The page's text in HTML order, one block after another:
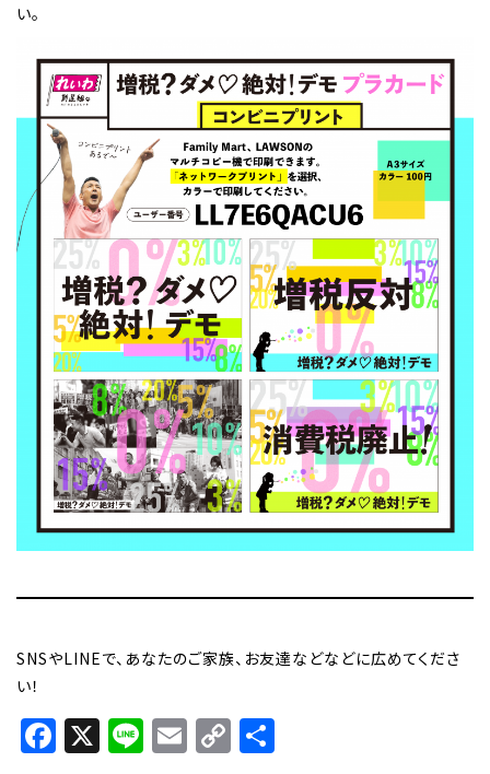
い。
SNSやLINEで、あなたのご家族、お友達などなどに広めてくださ
い！
Facebook
X LineEmail
Copy